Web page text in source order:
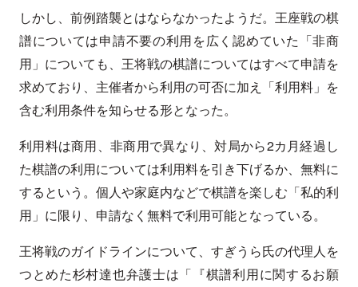
しかし、前例踏襲とはならなかったようだ。王座戦の棋
譜については申請不要の利用を広く認めていた「非商
用」についても、王将戦の棋譜についてはすべて申請を
求めており、主催者から利用の可否に加え「利用料」を
含む利用条件を知らせる形となった。
利用料は商用、非商用で異なり、対局から2カ月経過し
た棋譜の利用については利用料を引き下げるか、無料に
するという。個人や家庭内などで棋譜を楽しむ「私的利
用」に限り、申請なく無料で利用可能となっている。
王将戦のガイドラインについて、すぎうら氏の代理人を
つとめた杉村達也弁護士は「『棋譜利用に関するお願